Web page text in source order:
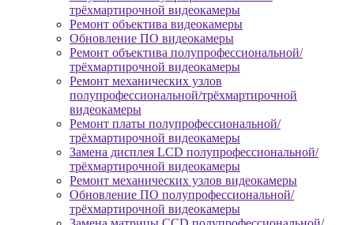
трёхмартирочной видеокамеры
Ремонт объектива видеокамеры
Обновление ПО видеокамеры
Ремонт объектива полупрофессиональной/
трёхмартирочной видеокамеры
Ремонт механических узлов
полупрофессиональной/трёхмартирочной
видеокамеры
Ремонт платы полупрофессиональной/
трёхмартирочной видеокамеры
Замена дисплея LCD полупрофессиональной/
трёхмартирочной видеокамеры
Ремонт механических узлов видеокамеры
Обновление ПО полупрофессиональной/
трёхмартирочной видеокамеры